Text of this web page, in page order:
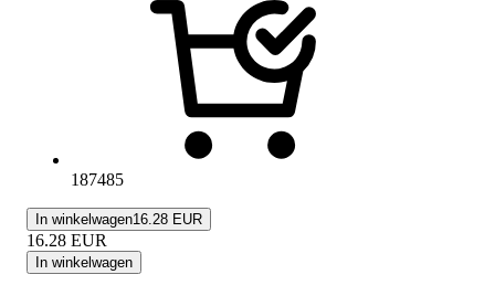
187485
In winkelwagen16.28 EUR
16.28 EUR
In winkelwagen